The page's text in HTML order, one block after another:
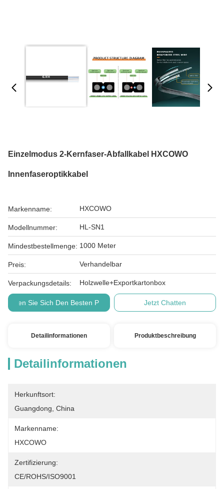
Einzelmodus 2-Kernfaser-Abfallkabel HXCOWO
Innenfaseroptikkabel
Markenname: HXCOWO
Modellnummer: HL-SN1
Mindestbestellmenge: 1000 Meter
Preis: Verhandelbar
Verpackungsdetails: Holzwelle+Exportkartonbox
Holen Sie Sich Den Besten Preis Jetzt Chatten
Detailinformationen Produktbeschreibung
Detailinformationen
Herkunftsort:
Guangdong, China
Markenname:
HXCOWO
Zertifizierung:
CE/ROHS/ISO9001